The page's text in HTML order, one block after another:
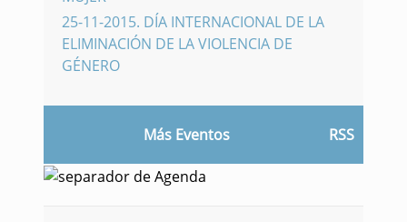
25-11-2015. DÍA INTERNACIONAL DE LA
ELIMINACIÓN DE LA VIOLENCIA DE
GÉNERO
Más Eventos RSS